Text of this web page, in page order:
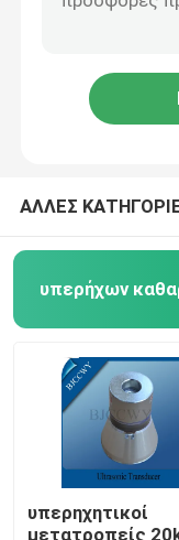
Υπερηχητικός
Υπερηχητική
υπερηχητικός
ΑΛΛΕΣ
υπερήχων
υπερηχητικοί
μετατροπείς